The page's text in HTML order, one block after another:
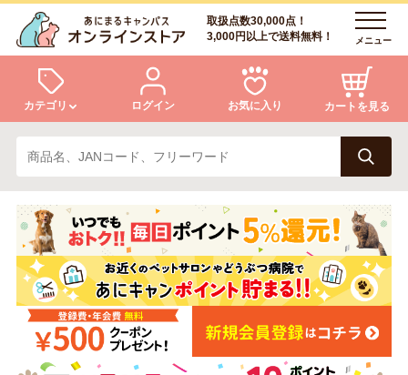
取扱点数30,000点！
3,000円以上で送料無料！
メニュー
カテゴリ
犬 猫
小動物・鳥 アクア・爬虫類・昆虫
ドッグフード キャットフード
ログイン お気に入り カートを見る
ログイン
会員登録
あにまるキャンパスについて
アフターサービス
商品リクエスト